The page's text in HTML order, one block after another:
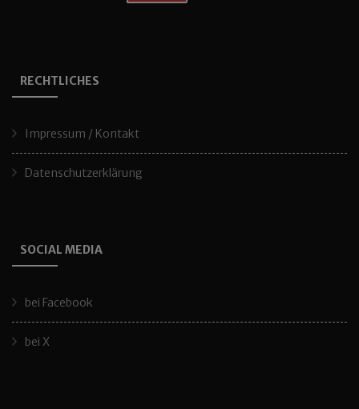
RECHTLICHES
Impressum / Kontakt
Datenschutzerklärung
SOCIAL MEDIA
bei Facebook
bei X